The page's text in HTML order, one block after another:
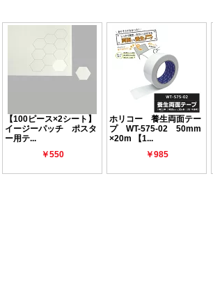
【100ピース×2シート】
イージーパッチ ポスタ
ー用テ...
￥550
ホリコー 養生両面テー
プ WT-575-02 50mm
×20m 【1...
￥985